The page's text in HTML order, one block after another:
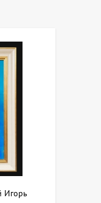
Игорь